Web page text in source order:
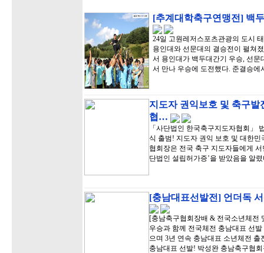
[추계대학축구연맹전] 백
24일 고원레저스포츠관광의 도시
용인대와 선문대의 결승전이 펼쳐
서 용인대가 백두대간기 우승, 선
서 만나 우승에 도전했다. 준결승
지도자 권익보호 및 축구
협…
「사단법인 한국축구지도자협회」
식 출범! 지도자 권익 보호 및 대한
협회장은 전국 축구 지도자들에게
단법인 설립허가증’을 받았음을 알
[충남대표선발전] 언더독
[충남축구협회장배 & 전국소년체전
우승과 함께 전국체전 충남대표 선
으며 3년 연속 충남대표 소년체전
충남대표 선발! 박성완 충남축구협